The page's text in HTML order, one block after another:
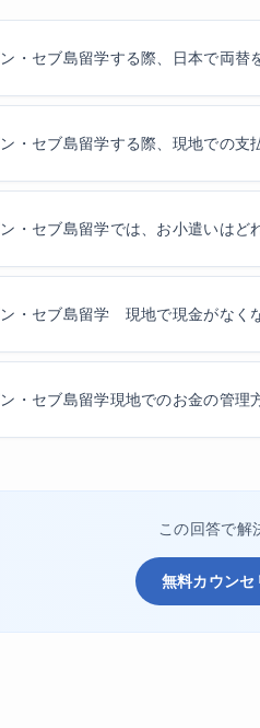
・セブ島留学する際、日本で両替
・セブ島留学する際、現地での支
・セブ島留学では、お小遣いはど
・セブ島留学 現地で現金がなく
・セブ島留学現地でのお金の管理
この回答で解
無料カウンセ